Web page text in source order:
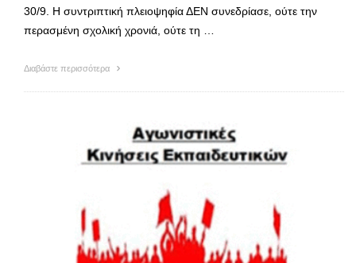
30/9. Η συντριπτική πλειοψηφία ΔΕΝ συνεδρίασε, ούτε την
περασμένη σχολική χρονιά, ούτε τη …
Διαβάστε περισσότερα